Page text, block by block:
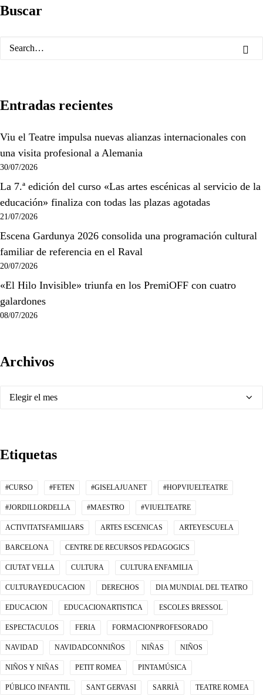
Buscar
Entradas recientes
Viu el Teatre impulsa nuevas alianzas internacionales con
una visita profesional a Alemania
30/07/2026
La 7.ª edición del curso «Las artes escénicas al servicio de la
educación» finaliza con todas las plazas agotadas
21/07/2026
Escena Gardunya 2026 consolida una programación cultural
familiar de referencia en el Raval
20/07/2026
«El Hilo Invisible» triunfa en los PremiOFF con cuatro
galardones
08/07/2026
Archivos
Archivos
Etiquetas
#CURSO #FETEN #GISELAJUANET #HOPVIUELTEATRE
#JORDILLORDELLA #MAESTRO #VIUELTEATRE
ACTIVITATSFAMILIARS ARTES ESCENICAS ARTEYESCUELA
BARCELONA CENTRE DE RECURSOS PEDAGOGICS
CIUTAT VELLA CULTURA CULTURA ENFAMILIA
CULTURAYEDUCACION DERECHOS DIA MUNDIAL DEL TEATRO
EDUCACION EDUCACIONARTISTICA ESCOLES BRESSOL
ESPECTACULOS FERIA FORMACIONPROFESORADO
NAVIDAD NAVIDADCONNIÑOS NIÑAS NIÑOS
NIÑOS Y NIÑAS PETIT ROMEA PINTAMÚSICA
PÚBLICO INFANTIL SANT GERVASI SARRIÀ TEATRE ROMEA